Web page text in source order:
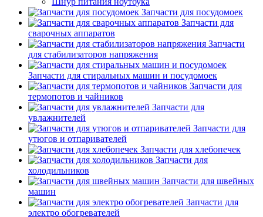
Запчасти для посудомоек
Запчасти для
сварочных аппаратов
Запчасти
для стабилизаторов напряжения
Запчасти для стиральных машин и посудомоек
Запчасти для
термопотов и чайников
Запчасти для
увлажнителей
Запчасти для
утюгов и отпаривателей
Запчасти для хлебопечек
Запчасти для
холодильников
Запчасти для швейных
машин
Запчасти для
электро обогревателей